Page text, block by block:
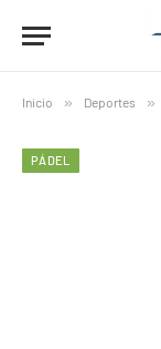
Inicio » Deportes »
PÁDEL